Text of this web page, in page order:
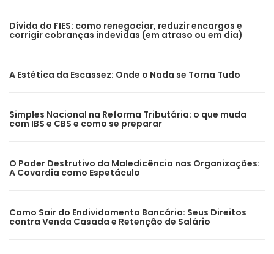
Dívida do FIES: como renegociar, reduzir encargos e
corrigir cobranças indevidas (em atraso ou em dia)
A Estética da Escassez: Onde o Nada se Torna Tudo
Simples Nacional na Reforma Tributária: o que muda
com IBS e CBS e como se preparar
O Poder Destrutivo da Maledicência nas Organizações:
A Covardia como Espetáculo
Como Sair do Endividamento Bancário: Seus Direitos
contra Venda Casada e Retenção de Salário